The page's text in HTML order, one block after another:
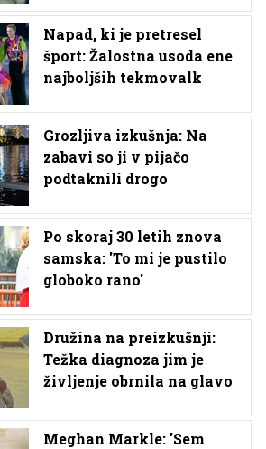
Napad, ki je pretresel
šport: Žalostna usoda ene
najboljših tekmovalk
Grozljiva izkušnja: Na
zabavi so ji v pijačo
podtaknili drogo
Po skoraj 30 letih znova
samska: 'To mi je pustilo
globoko rano'
Družina na preizkušnji:
Težka diagnoza jim je
življenje obrnila na glavo
Meghan Markle: 'Sem